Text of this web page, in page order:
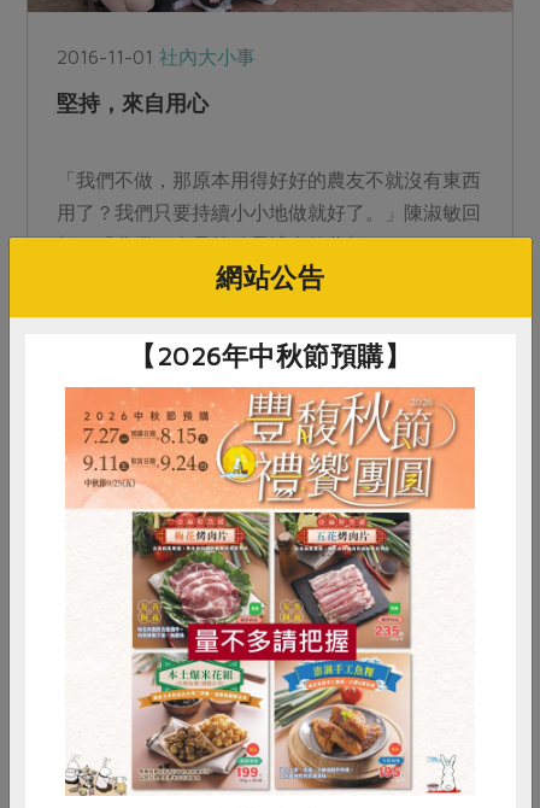
2016-11-01社內大小事
堅持，來自用心
「我們不做，那原本用得好好的農友不就沒有東西
用了？我們只要持續小小地做就好了。」陳淑敏回
想：「農業一直是林碧霞博士的夢想。」...
2016-11-01主婦食堂
小溫補度秋冬
時序入秋，氣轉清冷，廚肆間紛紛鍋燉爐熬、藥補
RPET 食譜 減硝酸鹽
雞蛋 食安 共同購買
網站公告
【2026年中秋節預購】